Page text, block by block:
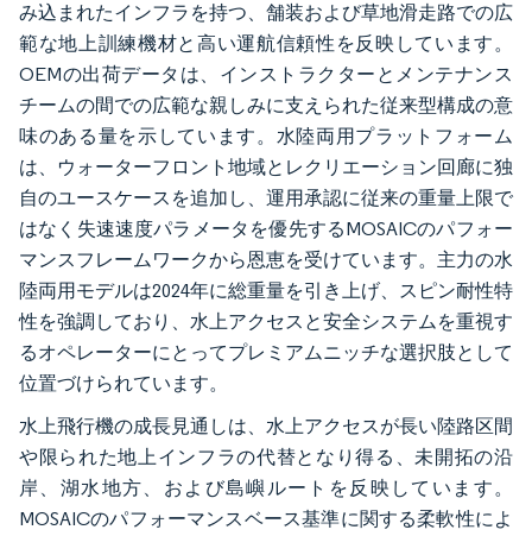
み込まれたインフラを持つ、舗装および草地滑走路での広
範な地上訓練機材と高い運航信頼性を反映しています。
OEMの出荷データは、インストラクターとメンテナンス
チームの間での広範な親しみに支えられた従来型構成の意
味のある量を示しています。水陸両用プラットフォーム
は、ウォーターフロント地域とレクリエーション回廊に独
自のユースケースを追加し、運用承認に従来の重量上限で
はなく失速速度パラメータを優先するMOSAICのパフォー
マンスフレームワークから恩恵を受けています。主力の水
陸両用モデルは2024年に総重量を引き上げ、スピン耐性特
性を強調しており、水上アクセスと安全システムを重視す
るオペレーターにとってプレミアムニッチな選択肢として
位置づけられています。
水上飛行機の成長見通しは、水上アクセスが長い陸路区間
や限られた地上インフラの代替となり得る、未開拓の沿
岸、湖水地方、および島嶼ルートを反映しています。
MOSAICのパフォーマンスベース基準に関する柔軟性によ